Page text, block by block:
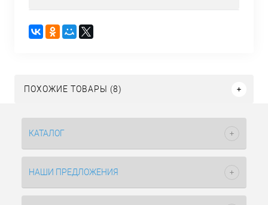
ПОХОЖИЕ ТОВАРЫ (8)
КАТАЛОГ
НАШИ ПРЕДЛОЖЕНИЯ